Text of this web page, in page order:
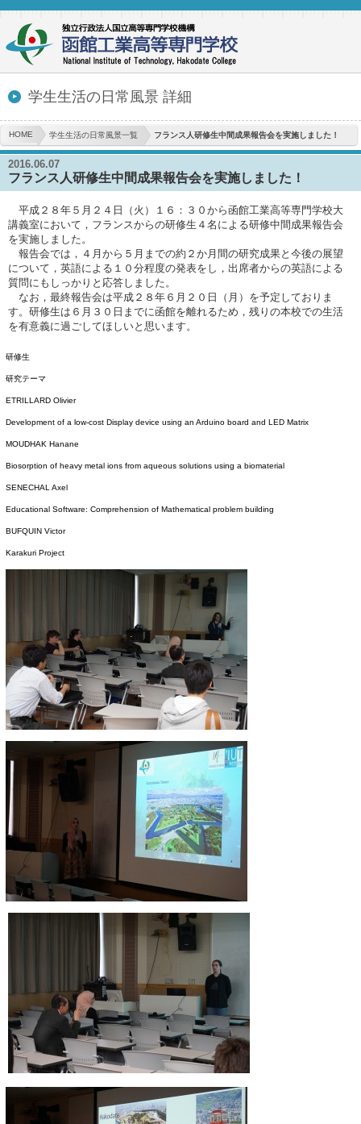
学生生活の日常風景 詳細
HOME 学生生活の日常風景一覧 フランス人研修生中間成果報告会を実施しました！
2016.06.07
フランス人研修生中間成果報告会を実施しました！
平成２８年５月２４日（火）１６：３０から函館工業高等専門学校大
講義室において，フランスからの研修生４名による研修中間成果報告会
を実施しました。
報告会では，４月から５月までの約２か月間の研究成果と今後の展望
について，英語による１０分程度の発表をし，出席者からの英語による
質問にもしっかりと応答しました。
なお，最終報告会は平成２８年６月２０日（月）を予定しておりま
す。研修生は６月３０日までに函館を離れるため，残りの本校での生活
を有意義に過ごしてほしいと思います。
研修生
研究テーマ
ETRILLARD Olivier
Development of a low-cost Display device using an Arduino board and LED Matrix
MOUDHAK Hanane
Biosorption of heavy metal ions from aqueous solutions using a biomaterial
SENECHAL Axel
Educational Software: Comprehension of Mathematical problem building
BUFQUIN Victor
Karakuri Project